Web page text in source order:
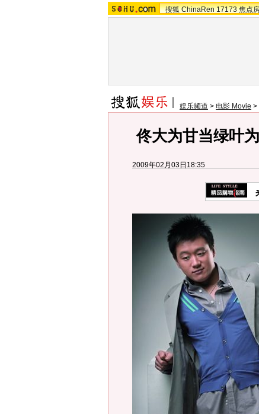
搜狐 ChinaRen 17173 焦点
娱乐频道 > 电影 Movie >
佟大为甘当绿叶
2009年02月03日18:35